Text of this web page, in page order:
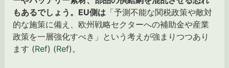
もあるでしょう。EU側は「予測不能な関税政策や敵対
的な施策に備え、欧州戦略セクターへの補助金や産業
政策を一層強化すべき」という考えが強まりつつあり
ます (Ref) (Ref)。